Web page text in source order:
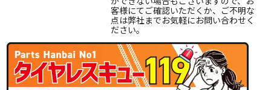
客様にてご確認いただくか、ご不明な
点は弊社までお気軽にお問い合わせく
ださい。